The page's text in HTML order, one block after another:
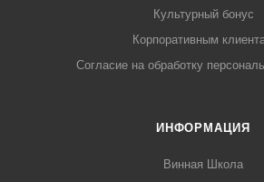
Культурный бонус
Корпоративным
Согласие на обработку
ИНФОРМАЦИЯ
Винная Школа